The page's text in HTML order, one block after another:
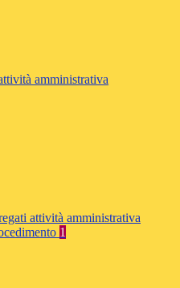
amministrativa
attività amministrativa
1